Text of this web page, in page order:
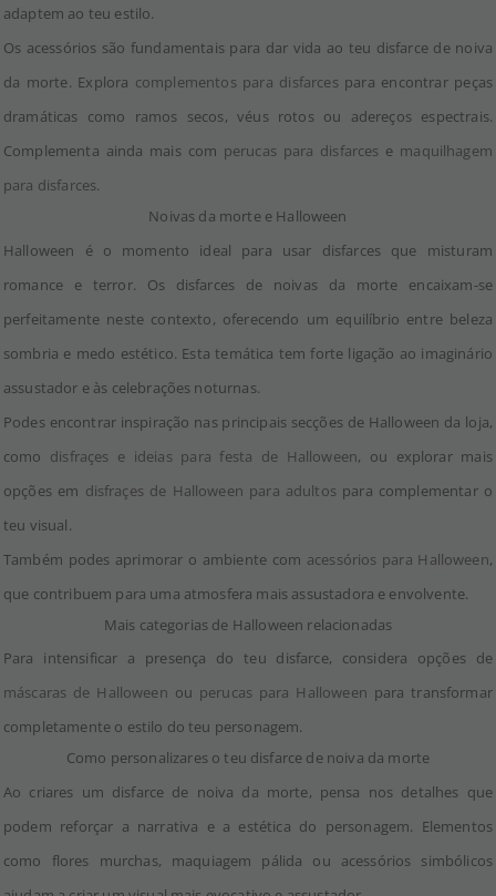
adaptem ao teu estilo.
Os acessórios são fundamentais para dar vida ao teu disfarce de noiva
da morte. Explora complementos para disfarcespara encontrar peças
dramáticas como ramos secos, véus rotos ou adereços espectrais.
Complementa ainda mais com perucas para disfarces e maquilhagem
para disfarces.
Noivas da morte e Halloween
Halloween é o momento ideal para usar disfarces que misturam
romance e terror. Os disfarces de noivas da morte encaixam-se
perfeitamente neste contexto, oferecendo um equilíbrio entre beleza
sombria e medo estético. Esta temática tem forte ligação ao imaginário
assustador e às celebrações noturnas.
Podes encontrar inspiração nas principais secções de Halloween da loja,
como disfraçes e ideias para festa de Halloween, ou explorar mais
opções em disfraçes de Halloween para adultospara complementar o
teu visual.
Também podes aprimorar o ambiente com acessórios para Halloween,
que contribuem para uma atmosfera mais assustadora e envolvente.
Mais categorias de Halloween relacionadas
Para intensificar a presença do teu disfarce, considera opções de
máscaras de Halloween ou perucas para Halloween para transformar
completamente o estilo do teu personagem.
Como personalizares o teu disfarce de noiva da morte
Ao criares um disfarce de noiva da morte, pensa nos detalhes que
podem reforçar a narrativa e a estética do personagem. Elementos
como flores murchas, maquiagem pálida ou acessórios simbólicos